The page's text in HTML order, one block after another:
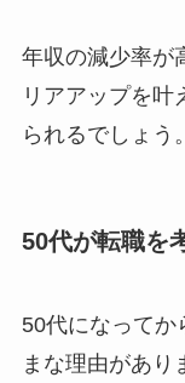
年収の減少率が
リアアップを叶
られるでしょう。
50代が転職を
50代になってか
まな理由があり